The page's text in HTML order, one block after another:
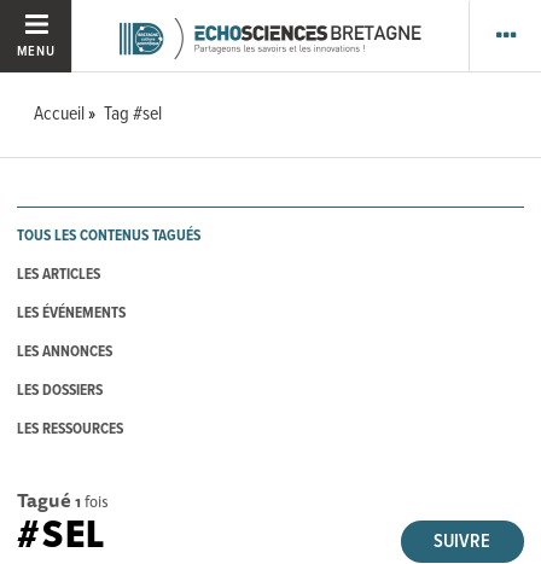
MENU
Accueil Tag #sel
TOUS LES CONTENUS TAGUÉS
LES ARTICLES
LES ÉVÉNEMENTS
LES ANNONCES
LES DOSSIERS
LES RESSOURCES
Tagué 1 fois
SUIVRE
#SEL